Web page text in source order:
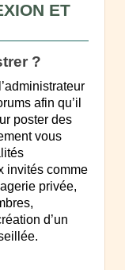
ET
?
afin qu’il
poster des
vous
invités comme
privée,
d’un